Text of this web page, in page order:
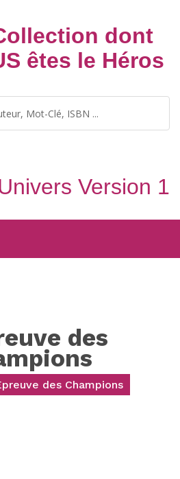
dont
êtes le Héros
Version 1
des
des Champions